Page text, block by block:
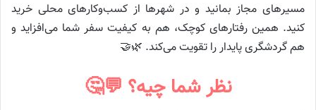
مسیرهای مجاز بمانید و در شهرها از کسب‌وکارهای محلی خرید
کنید. همین رفتارهای کوچک، هم به کیفیت سفر شما می‌افزاید و
هم گردشگری پایدار را تقویت می‌کند. 🌿🤝
نظر شما چیه؟ 💬🤔